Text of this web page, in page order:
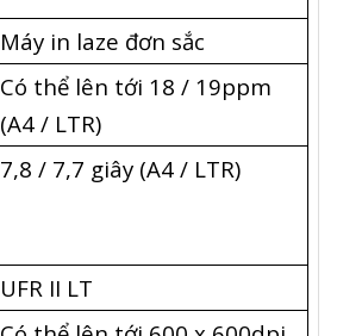
Máy in laze đơn sắc
Có thể lên tới 18 / 19ppm
(A4 / LTR)
7,8 / 7,7 giây (A4 / LTR)
UFR II LT